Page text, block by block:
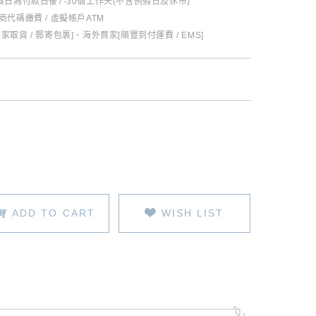
代碼繳費 / 虛擬帳戶ATM
取貨 / 郵寄包裹]、海外買家[順豐到付運費 / EMS]
ADD TO CART WISH LIST